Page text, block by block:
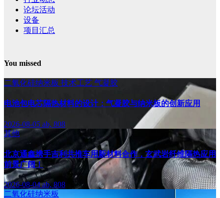
论坛活动
设备
项目汇总
You missed
二氧化硅纳米板 技术工艺 气凝胶
电池包电芯隔热材料的设计：气凝胶与纳米板的创新应用
2026-08-05 ab, 808
其他
北京通鑫携手吉利共推车用新材料合作，玄武岩纤维隔热应用
前景广阔！
2026-08-04ab, 808
二氧化硅纳米板